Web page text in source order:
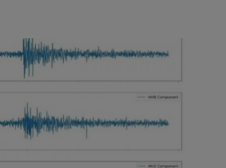
căzut într-un șanț, în localitatea